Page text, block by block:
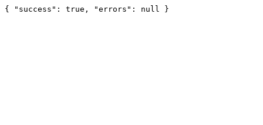
{ "success": true, "errors": null }